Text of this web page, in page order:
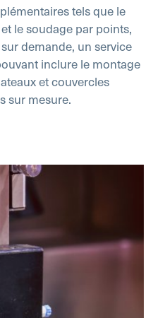
tels que le
le soudage par points,
demande, un service
inclure le montage
et couvercles
sur mesure.